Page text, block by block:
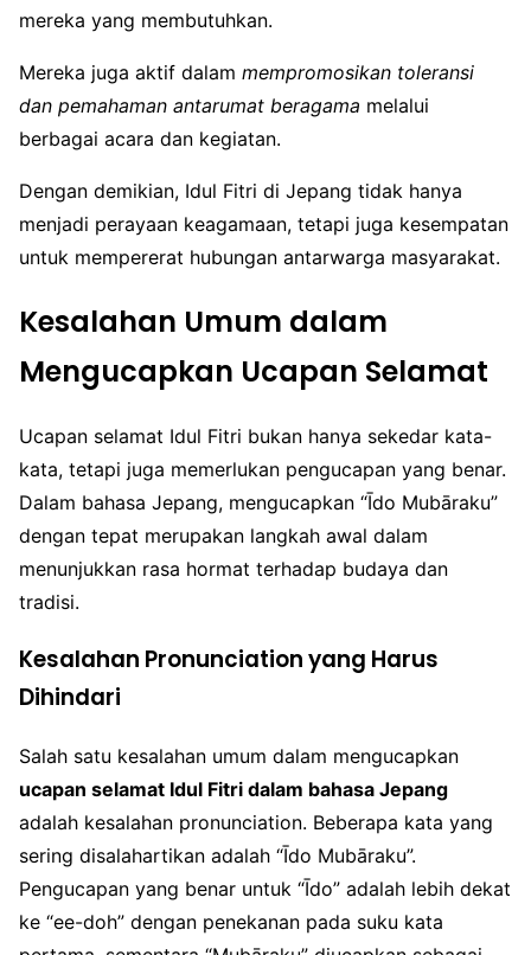
mereka yang membutuhkan.
Mereka juga aktif dalam mempromosikan toleransi
dan pemahaman antarumat beragama melalui
berbagai acara dan kegiatan.
Dengan demikian, Idul Fitri di Jepang tidak hanya
menjadi perayaan keagamaan, tetapi juga kesempatan
untuk mempererat hubungan antarwarga masyarakat.
Kesalahan Umum dalam
Mengucapkan Ucapan Selamat
Ucapan selamat Idul Fitri bukan hanya sekedar kata-
kata, tetapi juga memerlukan pengucapan yang benar.
Dalam bahasa Jepang, mengucapkan “Īdo Mubāraku”
dengan tepat merupakan langkah awal dalam
menunjukkan rasa hormat terhadap budaya dan
tradisi.
Kesalahan Pronunciation yang Harus
Dihindari
Salah satu kesalahan umum dalam mengucapkan
ucapan selamat Idul Fitri dalam bahasa Jepang
adalah kesalahan pronunciation. Beberapa kata yang
sering disalahartikan adalah “Īdo Mubāraku”.
Pengucapan yang benar untuk “Īdo” adalah lebih dekat
ke “ee-doh” dengan penekanan pada suku kata